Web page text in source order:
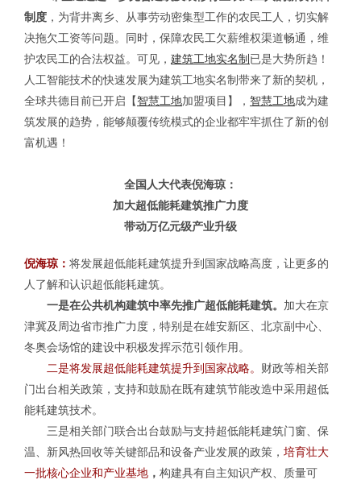
制度 ，为背井离乡、从事劳动密集型工作的农民工人，切实解
决拖欠工资等问题。同时，保障农民工欠薪维权渠道畅通，维
护农民工的合法权益。 可见， 建筑工地实名制已是大势所趋！
人工智能技术的快速发展为建筑工地实名制带来了新的契机，
全球共德目前已开启【智慧工地加盟项目】， 智慧工地成为建
筑发展的趋势，能够颠覆传统模式的企业都牢牢抓住了新的创
富机遇！
全国人大代表倪海琼：
加大超低能耗建筑推广力度
带动万亿元级产业升级
倪海琼： 将发展超低能耗建筑提升到国家战略高度，让更多的
人了解和认识超低能耗建筑。
一是在公共机构建筑中率先推广超低能耗建筑。 加大在京
津冀及周边省市推广力度，特别是在雄安新区、北京副中心、
冬奥会场馆的建设中积极发挥示范引领作用。
二是将发展超低能耗建筑提升到国家战略。 财政等相关部
门出台相关政策，支持和鼓励在既有建筑节能改造中采用超低
能耗建筑技术。
三是相关部门联合出台鼓励与支持超低能耗建筑门窗、保
温、新风热回收等关键部品和设备产业发展的政策， 培育壮大
一批核心企业和产业基地 ， 构建具有自主知识产权、质量可